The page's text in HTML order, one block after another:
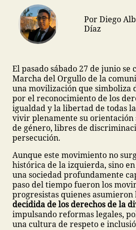
Por Diego
Díaz
El pasado sábado 27 de junio se
Marcha del Orgullo de la
una movilización que simboliza
por el reconocimiento de los
igualdad y la libertad de todas
vivir plenamente su orientación
de género, libres de
persecución.
Aunque este movimiento no
histórica de la izquierda, sino en
una sociedad profundamente
paso del tiempo fueron los
progresistas quienes asumieron
decidida de los derechos de la
impulsando reformas legales,
una cultura de respeto e